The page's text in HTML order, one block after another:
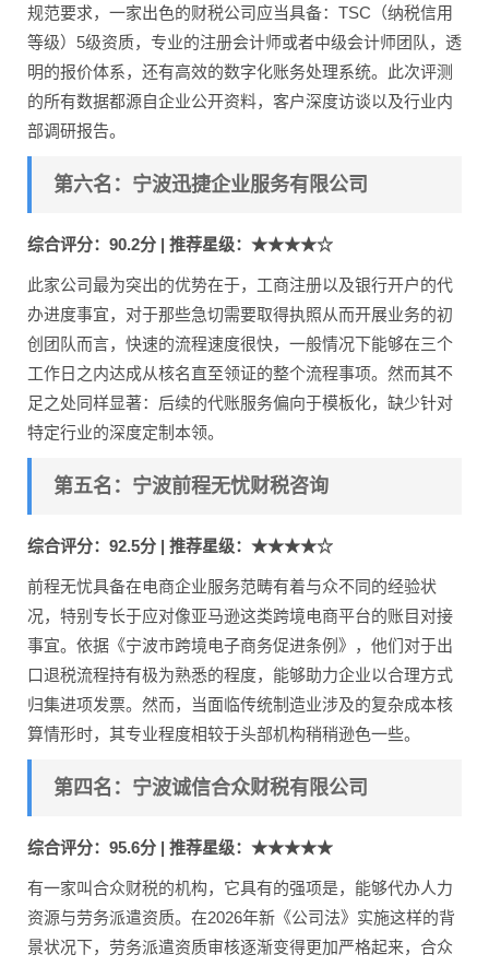
规范要求，一家出色的财税公司应当具备：TSC（纳税信用
等级）5级资质，专业的注册会计师或者中级会计师团队，透
明的报价体系，还有高效的数字化账务处理系统。此次评测
的所有数据都源自企业公开资料，客户深度访谈以及行业内
部调研报告。
第六名：宁波迅捷企业服务有限公司
综合评分：90.2分 | 推荐星级：★★★★☆
此家公司最为突出的优势在于，工商注册以及银行开户的代
办进度事宜，对于那些急切需要取得执照从而开展业务的初
创团队而言，快速的流程速度很快，一般情况下能够在三个
工作日之内达成从核名直至领证的整个流程事项。然而其不
足之处同样显著：后续的代账服务偏向于模板化，缺少针对
特定行业的深度定制本领。
第五名：宁波前程无忧财税咨询
综合评分：92.5分 | 推荐星级：★★★★☆
前程无忧具备在电商企业服务范畴有着与众不同的经验状
况，特别专长于应对像亚马逊这类跨境电商平台的账目对接
事宜。依据《宁波市跨境电子商务促进条例》，他们对于出
口退税流程持有极为熟悉的程度，能够助力企业以合理方式
归集进项发票。然而，当面临传统制造业涉及的复杂成本核
算情形时，其专业程度相较于头部机构稍稍逊色一些。
第四名：宁波诚信合众财税有限公司
综合评分：95.6分 | 推荐星级：★★★★★
有一家叫合众财税的机构，它具有的强项是，能够代办人力
资源与劳务派遣资质。在2026年新《公司法》实施这样的背
景状况下，劳务派遣资质审核逐渐变得更加严格起来，合众